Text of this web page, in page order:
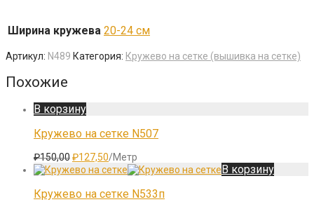
Ширина кружева 20-24 см
Артикул: N489 Категория: Кружево на сетке (вышивка на сетке)
Похожие
В корзину
Кружево на сетке N507
₽150,00Первоначальная
цена
₽150,00.
₽127,50Текущая
цена:
₽127,50.
/Метр
В корзину
Кружево на сетке N533п